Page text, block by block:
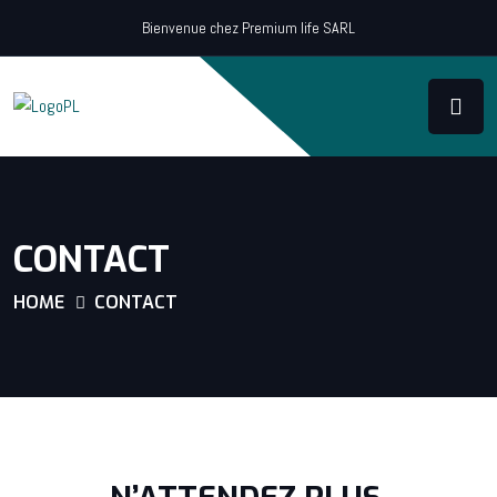
Bienvenue chez Premium life SARL
CONTACT
HOME CONTACT